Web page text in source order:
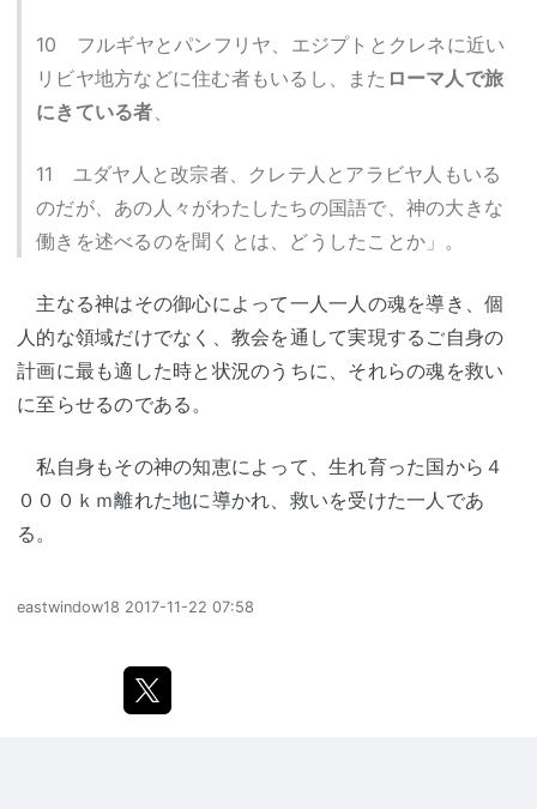
10 フルギヤとパンフリヤ、エジプトとクレネに近い
リビヤ地方などに住む者もいるし、また ローマ人で旅
にきている者、
11 ユダヤ人と改宗者、クレテ人とアラビヤ人もいる
のだが、あの人々がわたしたちの国語で、神の大きな
働きを述べるのを聞くとは、どうしたことか」。
主なる神はその御心によって一人一人の魂を導き、個
人的な領域だけでなく、教会を通して実現するご自身の
計画に最も適した時と状況のうちに、それらの魂を救い
に至らせるのである。
私自身もその神の知恵によって、生れ育った国から４
０００ｋｍ離れた地に導かれ、救いを受けた一人であ
る。
eastwindow18 2017-11-22 07:58